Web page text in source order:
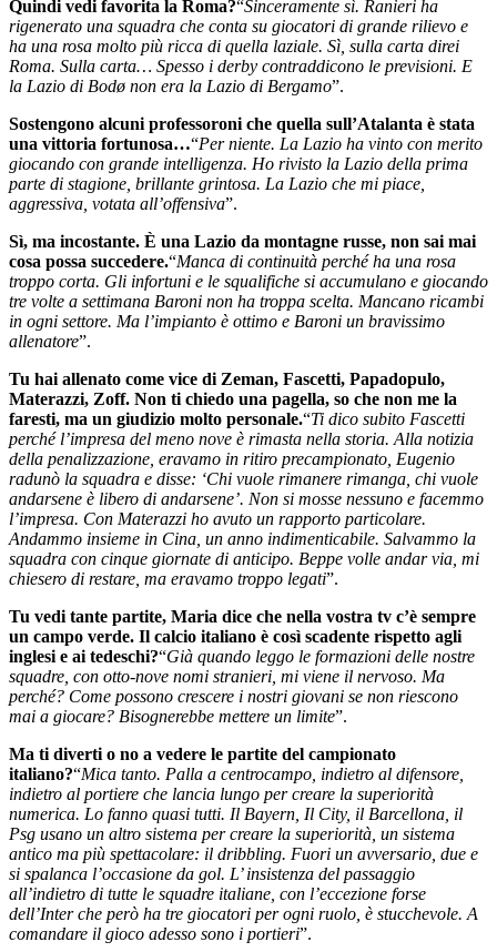
Quindi vedi favorita la Roma?“Sinceramente sì. Ranieri ha
rigenerato una squadra che conta su giocatori di grande rilievo e
ha una rosa molto più ricca di quella laziale. Sì, sulla carta direi
Roma. Sulla carta… Spesso i derby contraddicono le previsioni. E
la Lazio di Bodø non era la Lazio di Bergamo”.
Sostengono alcuni professoroni che quella sull’Atalanta è stata
una vittoria fortunosa…“Per niente. La Lazio ha vinto con merito
giocando con grande intelligenza. Ho rivisto la Lazio della prima
parte di stagione, brillante grintosa. La Lazio che mi piace,
aggressiva, votata all’offensiva”.
Sì, ma incostante. È una Lazio da montagne russe, non sai mai
cosa possa succedere.“Manca di continuità perché ha una rosa
troppo corta. Gli infortuni e le squalifiche si accumulano e giocando
tre volte a settimana Baroni non ha troppa scelta. Mancano ricambi
in ogni settore. Ma l’impianto è ottimo e Baroni un bravissimo
allenatore”.
Tu hai allenato come vice di Zeman, Fascetti, Papadopulo,
Materazzi, Zoff. Non ti chiedo una pagella, so che non me la
faresti, ma un giudizio molto personale.“Ti dico subito Fascetti
perché l’impresa del meno nove è rimasta nella storia. Alla notizia
della penalizzazione, eravamo in ritiro precampionato, Eugenio
radunò la squadra e disse: ‘Chi vuole rimanere rimanga, chi vuole
andarsene è libero di andarsene’. Non si mosse nessuno e facemmo
l’impresa. Con Materazzi ho avuto un rapporto particolare.
Andammo insieme in Cina, un anno indimenticabile. Salvammo la
squadra con cinque giornate di anticipo. Beppe volle andar via, mi
chiesero di restare, ma eravamo troppo legati”.
Tu vedi tante partite, Maria dice che nella vostra tv c’è sempre
un campo verde. Il calcio italiano è così scadente rispetto agli
inglesi e ai tedeschi?“Già quando leggo le formazioni delle nostre
squadre, con otto-nove nomi stranieri, mi viene il nervoso. Ma
perché? Come possono crescere i nostri giovani se non riescono
mai a giocare? Bisognerebbe mettere un limite”.
Ma ti diverti o no a vedere le partite del campionato
italiano?“Mica tanto. Palla a centrocampo, indietro al difensore,
indietro al portiere che lancia lungo per creare la superiorità
numerica. Lo fanno quasi tutti. Il Bayern, Il City, il Barcellona, il
Psg usano un altro sistema per creare la superiorità, un sistema
antico ma più spettacolare: il dribbling. Fuori un avversario, due e
si spalanca l’occasione da gol. L’ insistenza del passaggio
all’indietro di tutte le squadre italiane, con l’eccezione forse
dell’Inter che però ha tre giocatori per ogni ruolo, è stucchevole. A
comandare il gioco adesso sono i portieri”.